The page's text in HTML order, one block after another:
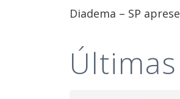
Diadema – SP
Últimas